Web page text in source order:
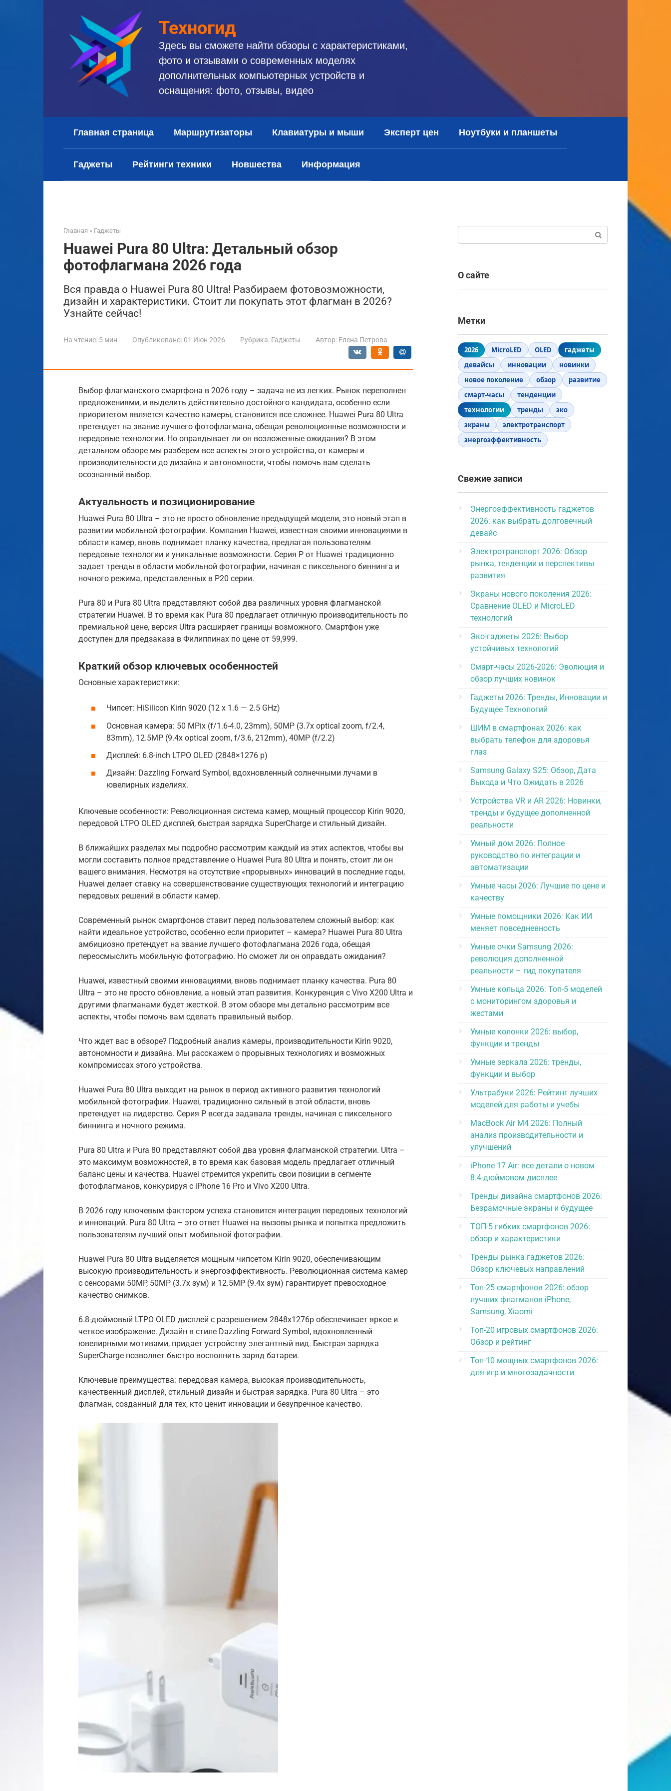
Техногид
Здесь вы сможете найти обзоры с характеристиками,
фото и отзывами о современных моделях
дополнительных компьютерных устройств и
оснащения: фото, отзывы, видео
Главная страница Маршрутизаторы Клавиатуры и мыши Эксперт цен Ноутбуки и планшеты
Гаджеты Рейтинги техники Новшества Информация
Главная » Гаджеты
Huawei Pura 80 Ultra: Детальный обзор
фотофлагмана 2026 года
Вся правда о Huawei Pura 80 Ultra! Разбираем фотовозможности,
дизайн и характеристики. Стоит ли покупать этот флагман в 2026?
Узнайте сейчас!
На чтение: 5 мин Опубликовано: 01 Июн 2026 Рубрика: Гаджеты Автор: Елена Петрова
Выбор флагманского смартфона в 2026 году – задача не из легких. Рынок переполнен
предложениями, и выделить действительно достойного кандидата, особенно если
приоритетом является качество камеры, становится все сложнее. Huawei Pura 80 Ultra
претендует на звание лучшего фотофлагмана, обещая революционные возможности и
передовые технологии. Но оправдывает ли он возложенные ожидания? В этом
детальном обзоре мы разберем все аспекты этого устройства, от камеры и
производительности до дизайна и автономности, чтобы помочь вам сделать
осознанный выбор.
Актуальность и позиционирование
Huawei Pura 80 Ultra – это не просто обновление предыдущей модели, это новый этап в
развитии мобильной фотографии. Компания Huawei, известная своими инновациями в
области камер, вновь поднимает планку качества, предлагая пользователям
передовые технологии и уникальные возможности. Серия P от Huawei традиционно
задает тренды в области мобильной фотографии, начиная с пиксельного биннинга и
ночного режима, представленных в P20 серии.
Pura 80 и Pura 80 Ultra представляют собой два различных уровня флагманской
стратегии Huawei. В то время как Pura 80 предлагает отличную производительность по
премиальной цене, версия Ultra расширяет границы возможного. Смартфон уже
доступен для предзаказа в Филиппинах по цене от 59,999.
Краткий обзор ключевых особенностей
Основные характеристики:
Чипсет: HiSilicon Kirin 9020 (12 x 1.6 — 2.5 GHz)
Основная камера: 50 MPix (f/1.6-4.0, 23mm), 50MP (3.7x optical zoom, f/2.4,
83mm), 12.5MP (9.4x optical zoom, f/3.6, 212mm), 40MP (f/2.2)
Дисплей: 6.8-inch LTPO OLED (2848×1276 p)
Дизайн: Dazzling Forward Symbol, вдохновленный солнечными лучами в
ювелирных изделиях.
Ключевые особенности: Революционная система камер, мощный процессор Kirin 9020,
передовой LTPO OLED дисплей, быстрая зарядка SuperCharge и стильный дизайн.
В ближайших разделах мы подробно рассмотрим каждый из этих аспектов, чтобы вы
могли составить полное представление о Huawei Pura 80 Ultra и понять, стоит ли он
вашего внимания. Несмотря на отсутствие «прорывных» инноваций в последние годы,
Huawei делает ставку на совершенствование существующих технологий и интеграцию
передовых решений в области камер.
Современный рынок смартфонов ставит перед пользователем сложный выбор: как
найти идеальное устройство, особенно если приоритет – камера? Huawei Pura 80 Ultra
амбициозно претендует на звание лучшего фотофлагмана 2026 года, обещая
переосмыслить мобильную фотографию. Но сможет ли он оправдать ожидания?
Huawei, известный своими инновациями, вновь поднимает планку качества. Pura 80
Ultra – это не просто обновление, а новый этап развития. Конкуренция с Vivo X200 Ultra и
другими флагманами будет жесткой. В этом обзоре мы детально рассмотрим все
аспекты, чтобы помочь вам сделать правильный выбор.
Что ждет вас в обзоре? Подробный анализ камеры, производительности Kirin 9020,
автономности и дизайна. Мы расскажем о прорывных технологиях и возможных
компромиссах этого устройства.
Huawei Pura 80 Ultra выходит на рынок в период активного развития технологий
мобильной фотографии. Huawei, традиционно сильный в этой области, вновь
претендует на лидерство. Серия P всегда задавала тренды, начиная с пиксельного
биннинга и ночного режима.
Pura 80 Ultra и Pura 80 представляют собой два уровня флагманской стратегии. Ultra –
это максимум возможностей, в то время как базовая модель предлагает отличный
баланс цены и качества. Huawei стремится укрепить свои позиции в сегменте
фотофлагманов, конкурируя с iPhone 16 Pro и Vivo X200 Ultra.
В 2026 году ключевым фактором успеха становится интеграция передовых технологий
и инноваций. Pura 80 Ultra – это ответ Huawei на вызовы рынка и попытка предложить
пользователям лучший опыт мобильной фотографии.
Huawei Pura 80 Ultra выделяется мощным чипсетом Kirin 9020, обеспечивающим
высокую производительность и энергоэффективность. Революционная система камер
с сенсорами 50MP, 50MP (3.7x зум) и 12.5MP (9.4x зум) гарантирует превосходное
качество снимков.
6.8-дюймовый LTPO OLED дисплей с разрешением 2848x1276p обеспечивает яркое и
четкое изображение. Дизайн в стиле Dazzling Forward Symbol, вдохновленный
ювелирными мотивами, придает устройству элегантный вид. Быстрая зарядка
SuperCharge позволяет быстро восполнить заряд батареи.
Ключевые преимущества: передовая камера, высокая производительность,
качественный дисплей, стильный дизайн и быстрая зарядка. Pura 80 Ultra – это
флагман, созданный для тех, кто ценит инновации и безупречное качество.
О сайте
Метки
2026 MicroLED OLED
гаджеты
девайсы
инновации
новинки
новое поколение
обзор
развитие
смарт-часы
тенденции
технологии
тренды
эко
экраны
электротранспорт
энергоэффективность
Свежие записи
Энергоэффективность гаджетов
2026: как выбрать долговечный
девайс
Электротранспорт 2026: Обзор
рынка, тенденции и перспективы
развития
Экраны нового поколения 2026:
Сравнение OLED и MicroLED
технологий
Эко-гаджеты 2026: Выбор
устойчивых технологий
Смарт-часы 2026-2026: Эволюция и
обзор лучших новинок
Гаджеты 2026: Тренды, Инновации и
Будущее Технологий
ШИМ в смартфонах 2026: как
выбрать телефон для здоровья
глаз
Samsung Galaxy S25: Обзор, Дата
Выхода и Что Ожидать в 2026
Устройства VR и AR 2026: Новинки,
тренды и будущее дополненной
реальности
Умный дом 2026: Полное
руководство по интеграции и
автоматизации
Умные часы 2026: Лучшие по цене и
качеству
Умные помощники 2026: Как ИИ
меняет повседневность
Умные очки Samsung 2026:
революция дополненной
реальности – гид покупателя
Умные кольца 2026: Топ-5 моделей
с мониторингом здоровья и
жестами
Умные колонки 2026: выбор,
функции и тренды
Умные зеркала 2026: тренды,
функции и выбор
Ультрабуки 2026: Рейтинг лучших
моделей для работы и учебы
MacBook Air M4 2026: Полный
анализ производительности и
улучшений
iPhone 17 Air: все детали о новом
8.4-дюймовом дисплее
Тренды дизайна смартфонов 2026:
Безрамочные экраны и будущее
ТОП-5 гибких смартфонов 2026:
обзор и характеристики
Тренды рынка гаджетов 2026:
Обзор ключевых направлений
Топ-25 смартфонов 2026: обзор
лучших флагманов iPhone,
Samsung, Xiaomi
Топ-20 игровых смартфонов 2026:
Обзор и рейтинг
Топ-10 мощных смартфонов 2026:
для игр и многозадачности